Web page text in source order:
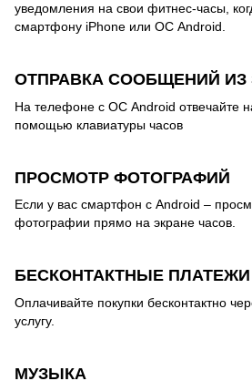
уведомления на свои фитнес-часы,
смартфону iPhone или ОС Android.
ОТПРАВКА СООБЩЕНИЙ ИЗ
На телефоне с ОС Android отвечайте
помощью клавиатуры часов
ПРОСМОТР ФОТОГРАФИЙ
Если у вас смартфон с Android –
фотографии прямо на экране часов.
БЕСКОНТАКТНЫЕ ПЛАТЕЖИ
Оплачивайте покупки бесконтактно
услугу.
МУЗЫКА